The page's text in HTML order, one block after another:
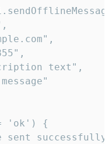
text",
'ok') {
sent